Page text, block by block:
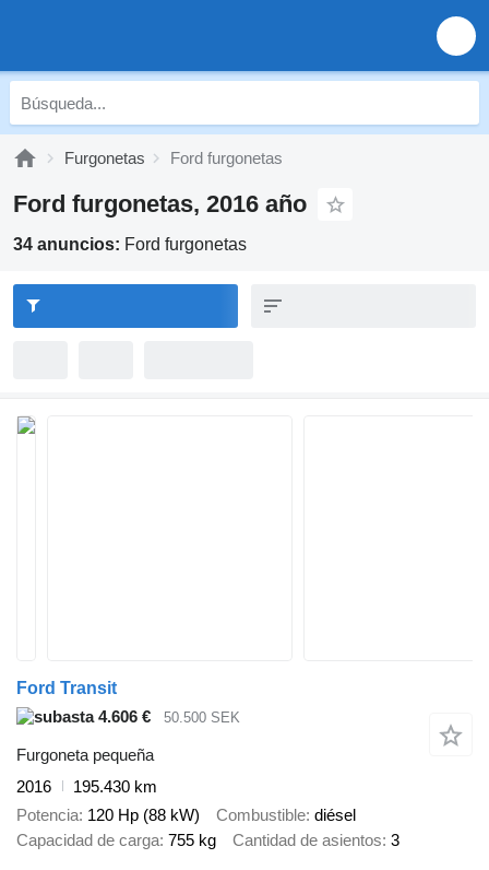
Furgonetas Ford furgonetas
Ford furgonetas, 2016 año
34 anuncios: Ford furgonetas
Ford Transit
4.606 €
50.500 SEK
Furgoneta pequeña
2016
195.430 km
Potencia 120 Hp (88 kW) Combustible diésel
Capacidad de carga 755 kg Cantidad de asientos 3